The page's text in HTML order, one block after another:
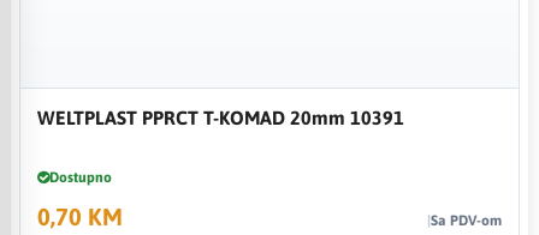
WELTPLAST PPRCT T-KOMAD 20mm 10391
Dostupno
0,70 KM Sa PDV-om